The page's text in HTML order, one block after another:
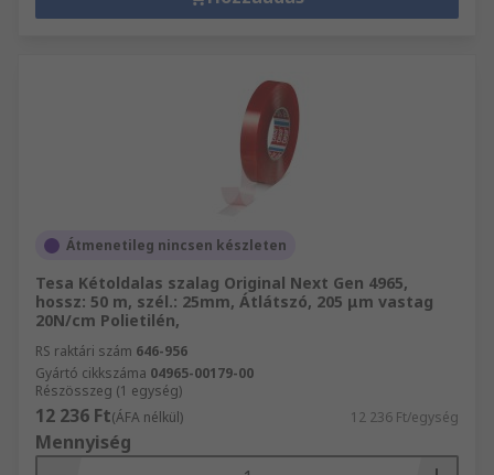
Átmenetileg nincsen készleten
Tesa Kétoldalas szalag Original Next Gen 4965,
hossz: 50 m, szél.: 25mm, Átlátszó, 205 μm vastag
20N/cm Polietilén,
RS raktári szám 646-956
Gyártó cikkszáma 04965-00179-00
Részösszeg (1 egység)
12 236 Ft(ÁFA nélkül) 12 236 Ft/egység
Mennyiség